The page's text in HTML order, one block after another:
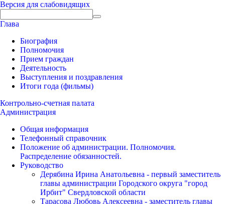
Версия для слабовидящих
Глава
Биография
Полномочия
Прием граждан
Деятельность
Выступления и поздравления
Итоги года (фильмы)
Контрольно-счетная палата
Администрация
Общая информация
Телефонный справочник
Положение об администрации. Полномочия.
Распределение обязанностей.
Руководство
Дерябина Ирина Анатольевна - первый заместитель
главы администрации Городского округа "город
Ирбит" Свердловской области
Тарасова Любовь Алексеевна - заместитель главы